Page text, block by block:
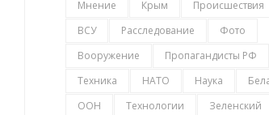
Мнение
Крым
Происшествия
ВСУ
Расследование
Фото
Вооружение
Пропагандисты РФ
Техника
НАТО Наука
ООН
Технологии
Зеленский